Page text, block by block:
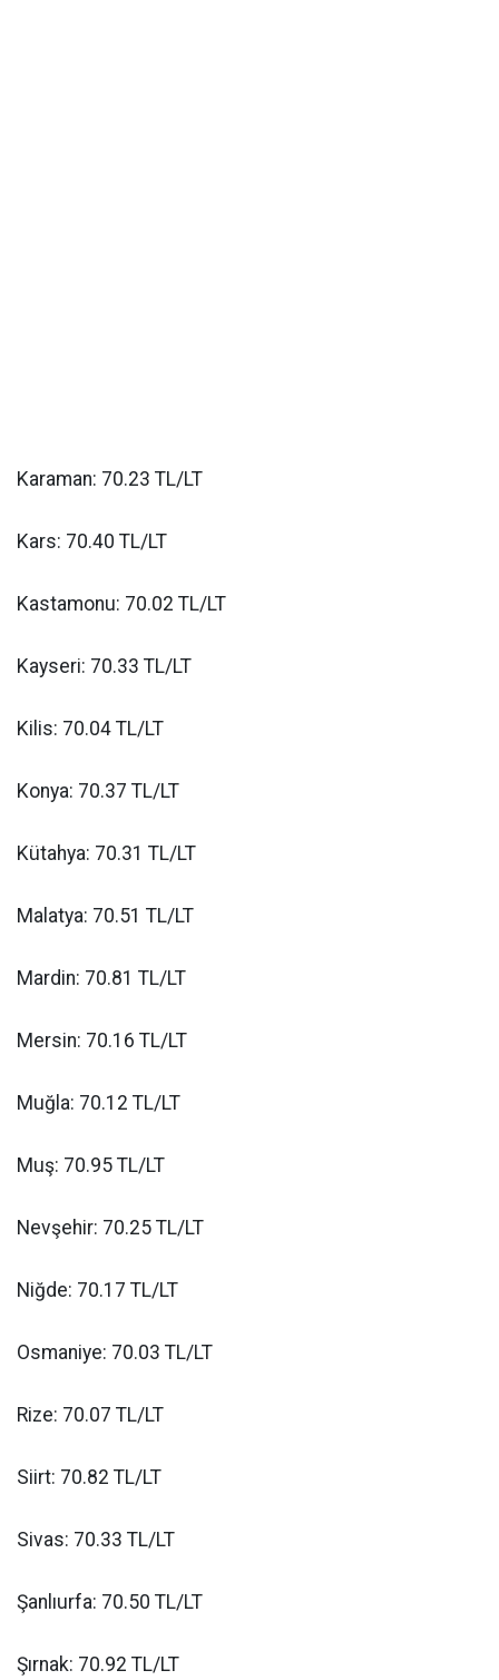
Karaman: 70.23 TL/LT
Kars: 70.40 TL/LT
Kastamonu: 70.02 TL/LT
Kayseri: 70.33 TL/LT
Kilis: 70.04 TL/LT
Konya: 70.37 TL/LT
Kütahya: 70.31 TL/LT
Malatya: 70.51 TL/LT
Mardin: 70.81 TL/LT
Mersin: 70.16 TL/LT
Muğla: 70.12 TL/LT
Muş: 70.95 TL/LT
Nevşehir: 70.25 TL/LT
Niğde: 70.17 TL/LT
Osmaniye: 70.03 TL/LT
Rize: 70.07 TL/LT
Siirt: 70.82 TL/LT
Sivas: 70.33 TL/LT
Şanlıurfa: 70.50 TL/LT
Şırnak: 70.92 TL/LT